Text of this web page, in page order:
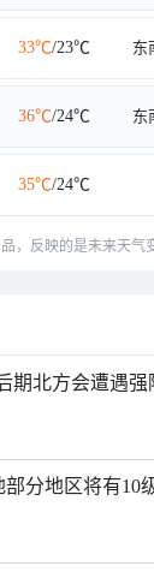
33℃/23℃ 东
36℃/24℃ 东
35℃/24℃
，反映的是未来天气
期北方会遭遇强
分地区将有10